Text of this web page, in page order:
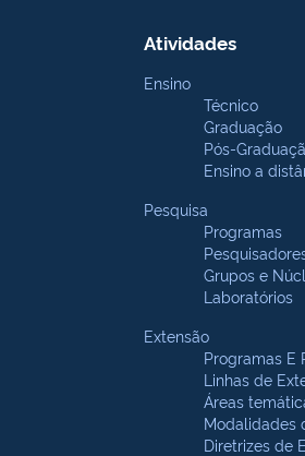
Atividades
Ensino
Técnico
Graduação
Pós-
Ensino a
Pesquisa
Programas
Grupos e
Laboratórios
Extensão
Programas E
Linhas de
Áreas
Modalidades
Diretrizes de